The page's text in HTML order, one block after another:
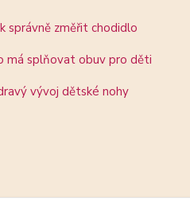
správně změřit chodidlo
má splňovat obuv pro děti
vývoj dětské nohy